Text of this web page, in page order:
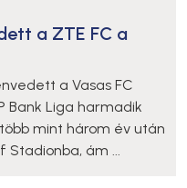
a ZTE FC a
a Vasas FC
Bank Liga harmadik
mint három év után
ám ...